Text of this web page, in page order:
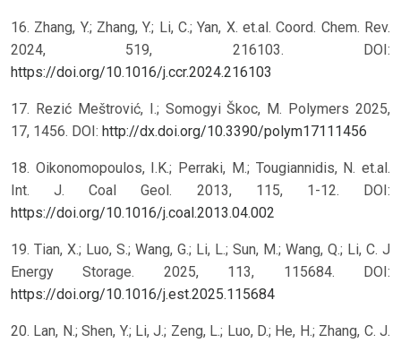
16. Zhang, Y.; Zhang, Y.; Li, C.; Yan, X. et.al. Coord. Chem. Rev.
2024, 519, 216103. DOI:
https://doi.org/10.1016/j.ccr.2024.216103
17. Rezić Meštrović, I.; Somogyi Škoc, M. Polymers 2025,
17, 1456. DOI: http://dx.doi.org/10.3390/polym17111456
18. Oikonomopoulos, I.K.; Perraki, M.; Tougiannidis, N. et.al.
Int. J. Coal Geol. 2013, 115, 1-12. DOI:
https://doi.org/10.1016/j.coal.2013.04.002
19. Tian, X.; Luo, S.; Wang, G.; Li, L.; Sun, M.; Wang, Q.; Li, C. J
Energy Storage. 2025, 113, 115684. DOI:
https://doi.org/10.1016/j.est.2025.115684
20. Lan, N.; Shen, Y.; Li, J.; Zeng, L.; Luo, D.; He, H.; Zhang, C. J.